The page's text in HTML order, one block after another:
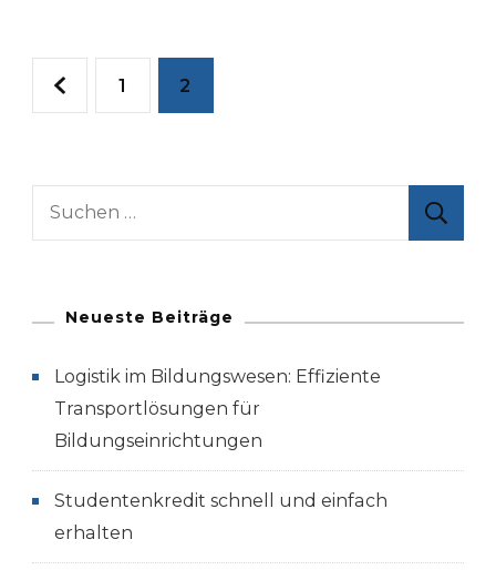
Beiträge
Page
1 Page
2
Suche
Neueste Beiträge
Logistik im Bildungswesen: Effiziente
Transportlösungen für
Bildungseinrichtungen
Studentenkredit schnell und einfach
erhalten